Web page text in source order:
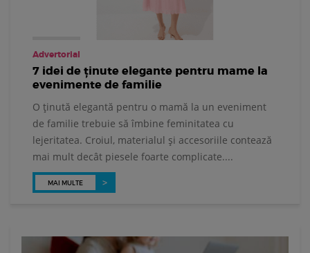
Advertorial
7 idei de ținute elegante pentru mame la
evenimente de familie
O ținută elegantă pentru o mamă la un eveniment
de familie trebuie să îmbine feminitatea cu
lejeritatea. Croiul, materialul și accesoriile contează
mai mult decât piesele foarte complicate....
MAI MULTE